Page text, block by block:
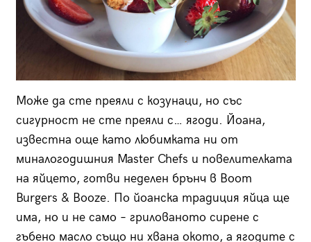
Може да сте преяли с козунаци, но със
сигурност не сте преяли с… ягоди. Йоана,
известна още като любимката ни от
миналогодишния Master Chefs и повелителката
на яйцето, готви неделен брънч в Boom
Burgers & Booze. По йоанска традиция яйца ще
има, но и не само – грилованото сирене с
гъбено масло също ни хвана окото, а ягодите с